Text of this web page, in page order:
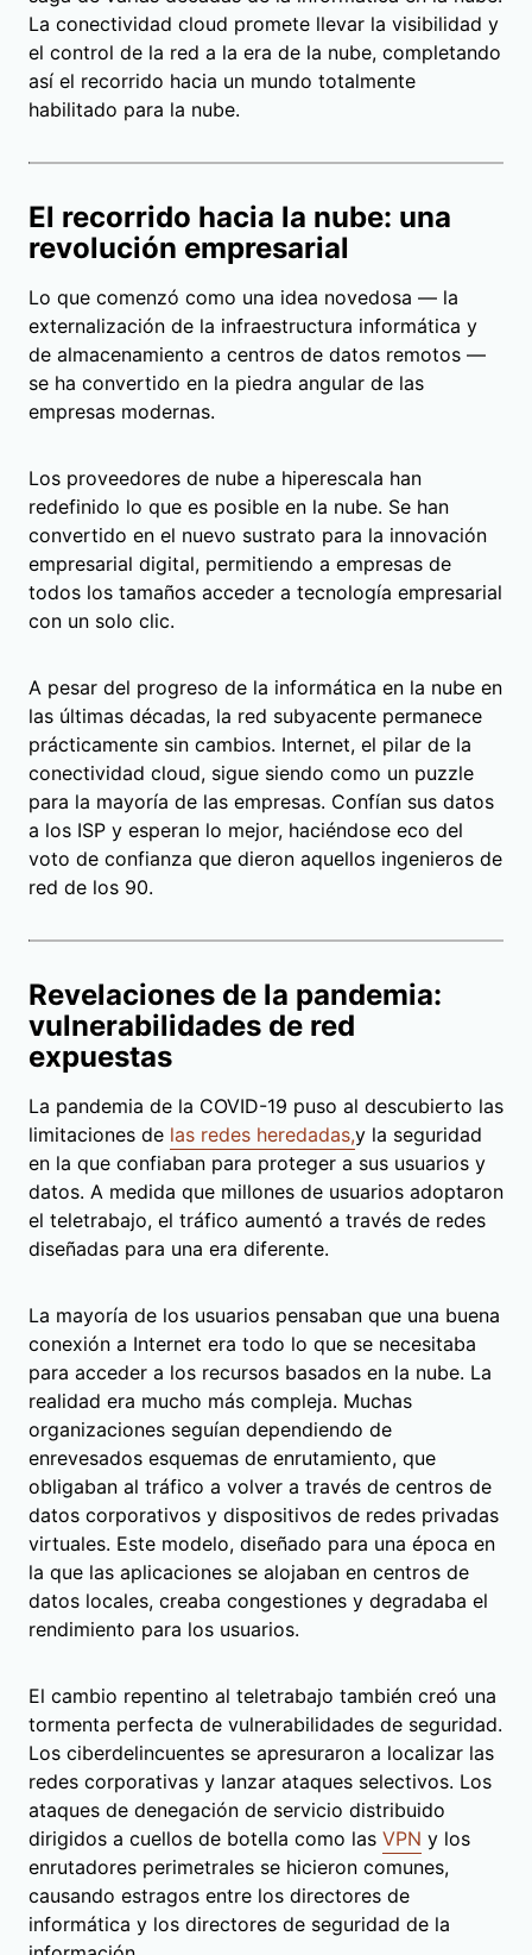
La conectividad cloud promete llevar la visibilidad y
el control de la red a la era de la nube, completando
así el recorrido hacia un mundo totalmente
habilitado para la nube.
El recorrido hacia la nube: una
revolución empresarial
Lo que comenzó como una idea novedosa — la
externalización de la infraestructura informática y
de almacenamiento a centros de datos remotos —
se ha convertido en la piedra angular de las
empresas modernas.
Los proveedores de nube a hiperescala han
redefinido lo que es posible en la nube. Se han
convertido en el nuevo sustrato para la innovación
empresarial digital, permitiendo a empresas de
todos los tamaños acceder a tecnología empresarial
con un solo clic.
A pesar del progreso de la informática en la nube en
las últimas décadas, la red subyacente permanece
prácticamente sin cambios. Internet, el pilar de la
conectividad cloud, sigue siendo como un puzzle
para la mayoría de las empresas. Confían sus datos
a los ISP y esperan lo mejor, haciéndose eco del
voto de confianza que dieron aquellos ingenieros de
red de los 90.
Revelaciones de la pandemia:
vulnerabilidades de red
expuestas
La pandemia de la COVID-19 puso al descubierto las
limitaciones de las redes heredadas,y la seguridad
en la que confiaban para proteger a sus usuarios y
datos. A medida que millones de usuarios adoptaron
el teletrabajo, el tráfico aumentó a través de redes
diseñadas para una era diferente.
La mayoría de los usuarios pensaban que una buena
conexión a Internet era todo lo que se necesitaba
para acceder a los recursos basados en la nube. La
realidad era mucho más compleja. Muchas
organizaciones seguían dependiendo de
enrevesados esquemas de enrutamiento, que
obligaban al tráfico a volver a través de centros de
datos corporativos y dispositivos de redes privadas
virtuales. Este modelo, diseñado para una época en
la que las aplicaciones se alojaban en centros de
datos locales, creaba congestiones y degradaba el
rendimiento para los usuarios.
El cambio repentino al teletrabajo también creó una
tormenta perfecta de vulnerabilidades de seguridad.
Los ciberdelincuentes se apresuraron a localizar las
redes corporativas y lanzar ataques selectivos. Los
ataques de denegación de servicio distribuido
dirigidos a cuellos de botella como las VPN y los
enrutadores perimetrales se hicieron comunes,
causando estragos entre los directores de
informática y los directores de seguridad de la